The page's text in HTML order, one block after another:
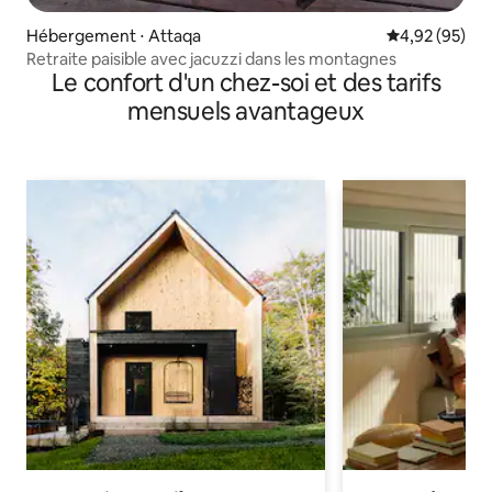
Hébergement ⋅ Attaqa Évaluation
4,92 (95)
Retraite paisible avec jacuzzi dans les montagnes
Le confort d'un chez-soi et des tarifs
mensuels avantageux